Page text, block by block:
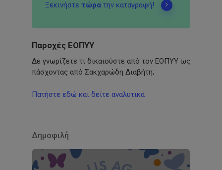
Ξεκινήστε τώρατην καταγραφή!
Παροχές ΕΟΠΥΥ
Δε γνωρίζετε τι δικαιούστε από τον ΕΟΠΥΥ ως
πάσχοντας από Σακχαρώδη Διαβήτη;
Πατήστε εδώ και δείτε αναλυτικά
Δημοφιλή